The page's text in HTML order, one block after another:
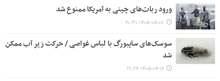
ورود ربات‌های چینی به آمریکا ممنوع شد
۱۴۰۵-۰۵-۰۷ ۲۰:۳۰
سوسک‌های سایبورگ با لباس غواصی / حرکت زیر آب ممکن
شد
۱۴۰۵-۰۴-۱۶ ۲۱:۲۴